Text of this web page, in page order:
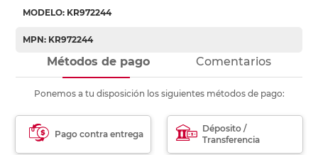
MODELO: KR972244
MPN: KR972244
Métodos de pago Comentarios
Ponemos a tu disposición los siguientes métodos de pago:
Pago contra entrega
Déposito /
Transferencia